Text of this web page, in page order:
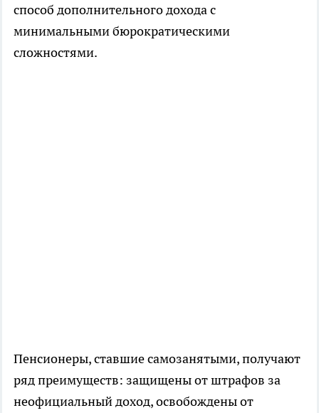
способ дополнительного дохода с
минимальными бюрократическими
сложностями.
Пенсионеры, ставшие самозанятыми, получают
ряд преимуществ: защищены от штрафов за
неофициальный доход, освобождены от